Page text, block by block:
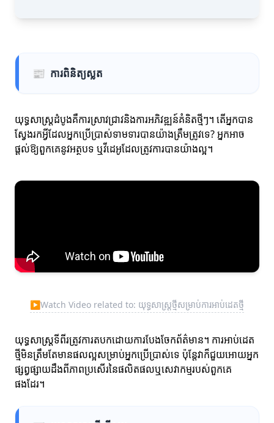
📰 ការពិនិត្យស្លត
យុទ្ធសាស្ត្រដំបូងគឺការស្រាវជ្រាវនិងការអភិវឌ្ឍន៍គំនិតថ្មីៗ។ តើអ្នកបាន
ស្វែងរកអ្វីដែលអ្នកប្រើប្រាស់ទាមទារបានយ៉ាងត្រឹមត្រូវទេ? អ្នកអាច
ផ្តល់ឱ្យពួកគេនូវអត្ថបទ ឬវីដេអូដែលត្រូវការបានយ៉ាងល្អ។
▶Watch Video related to: យុទ្ធសាស្ត្រថ្មីសម្រាប់ការអាប់ដេតថ្មី
យុទ្ធសាស្ត្រទីពីរត្រូវការតបកដោយការបែងចែកព័ត៌មាន។ ការអាប់ដេត
ថ្មីមិនត្រឹមតែមានផលល្អសម្រាប់អ្នកប្រើប្រាស់ទេ ប៉ុន្តែវាក៏ជួយអោយអ្នក
ផ្សព្វផ្សាយដឹងពីភាពប្រសើរនៃផលិតផលឬសេវាកម្មរបស់ពួកគេ
ផងដែរ។